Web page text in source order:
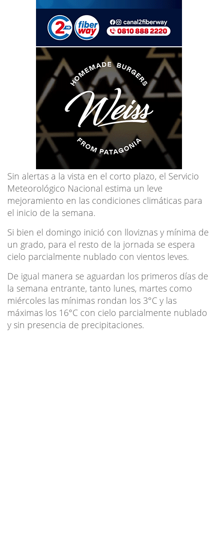
Sin alertas a la vista en el corto plazo, el Servicio
Meteorológico Nacional estima un leve
mejoramiento en las condiciones climáticas para
el inicio de la semana.
Si bien el domingo inició con lloviznas y mínima de
un grado, para el resto de la jornada se espera
cielo parcialmente nublado con vientos leves.
De igual manera se aguardan los primeros días de
la semana entrante, tanto lunes, martes como
miércoles las mínimas rondan los 3°C y las
máximas los 16°C con cielo parcialmente nublado
y sin presencia de precipitaciones.